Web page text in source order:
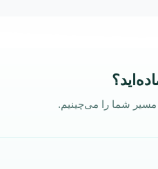
مسیر شما را می‌چینیم.